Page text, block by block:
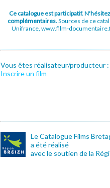
Ce catalogue est participatif.
complémentaires.Sources de ce
Unifrance, www.film-
Vous êtes réalisateur/producteur :
Inscrire un film
Le Catalogue Films
a été réalisé
avec le soutien de la